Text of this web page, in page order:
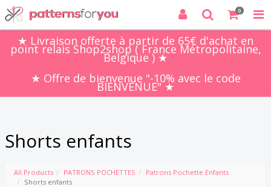
★ Livraison offerte à partir de 65€ d'achat en
point relais Shop2shop ( France Métropolitaine,
Belgique ) ★
★ Offre de bienvenue "-10% avec le code
BIENVENUE" ★
0
Shorts enfants
All Products PATRONS POCHETTES
Patrons Pochette Enfants
Shorts enfants